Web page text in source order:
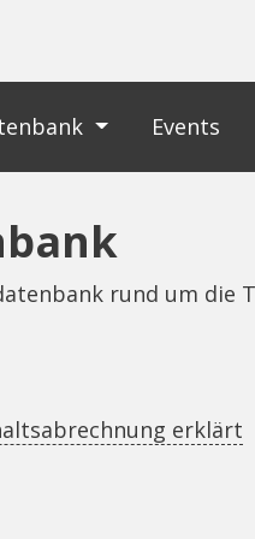
Events
rund um
erklärt